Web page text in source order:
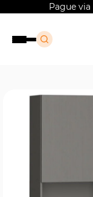
Pague via